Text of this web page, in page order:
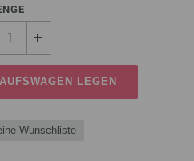
LEGEN
Wunschliste